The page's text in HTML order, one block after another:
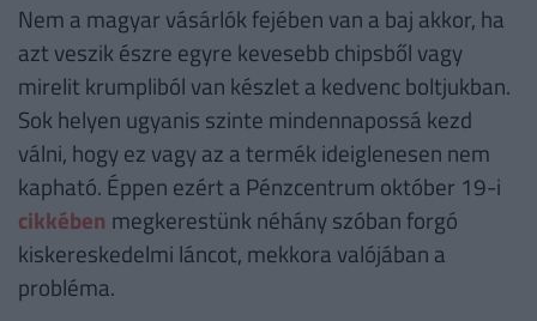
Nem a magyar vásárlók fejében van a baj akkor, ha
azt veszik észre egyre kevesebb chipsből vagy
mirelit krumpliból van készlet a kedvenc boltjukban.
Sok helyen ugyanis szinte mindennapossá kezd
válni, hogy ez vagy az a termék ideiglenesen nem
kapható. Éppen ezért a Pénzcentrum október 19-i
cikkében megkerestünk néhány szóban forgó
kiskereskedelmi láncot, mekkora valójában a
probléma.